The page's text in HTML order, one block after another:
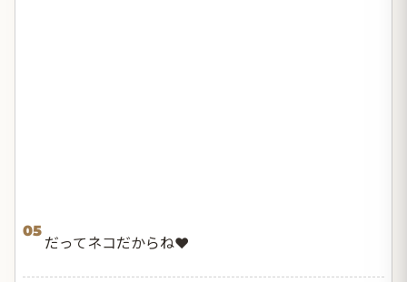
05
だってネコだからね❤️